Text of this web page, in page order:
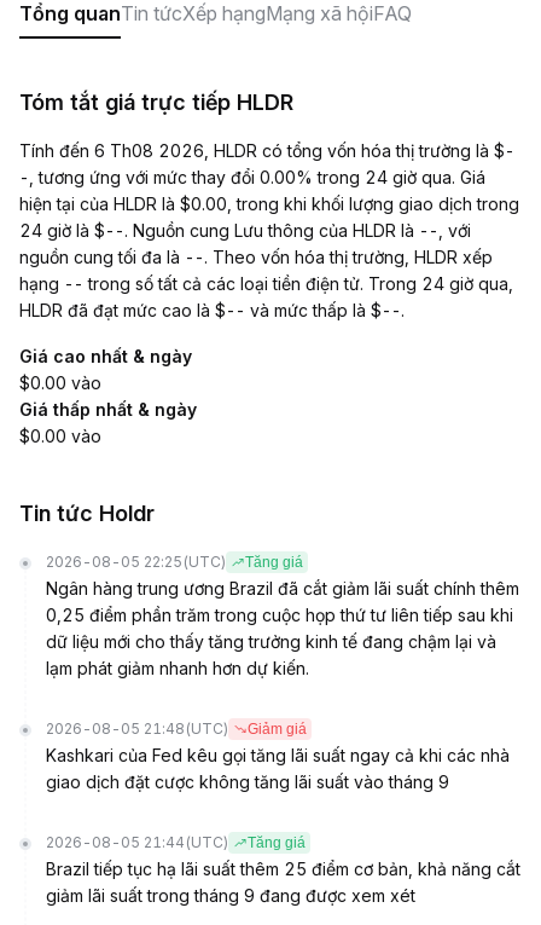
Tổng quanTin tứcXếp hạngMạng xã hộiFAQ
Tóm tắt giá trực tiếp HLDR
Tính đến 6 Th08 2026, HLDR có tổng vốn hóa thị trường là $-
-, tương ứng với mức thay đổi 0.00% trong 24 giờ qua. Giá
hiện tại của HLDR là $0.00, trong khi khối lượng giao dịch trong
24 giờ là $--. Nguồn cung Lưu thông của HLDR là --, với
nguồn cung tối đa là --. Theo vốn hóa thị trường, HLDR xếp
hạng -- trong số tất cả các loại tiền điện tử. Trong 24 giờ qua,
HLDR đã đạt mức cao là $-- và mức thấp là $--.
Giá cao nhất & ngày
$0.00 vào
Giá thấp nhất & ngày
$0.00 vào
Tin tức Holdr
2026-08-05 22:25 (UTC) Tăng giá
Ngân hàng trung ương Brazil đã cắt giảm lãi suất chính thêm
0,25 điểm phần trăm trong cuộc họp thứ tư liên tiếp sau khi
dữ liệu mới cho thấy tăng trưởng kinh tế đang chậm lại và
lạm phát giảm nhanh hơn dự kiến.
2026-08-05 21:48 (UTC) Giảm giá
Kashkari của Fed kêu gọi tăng lãi suất ngay cả khi các nhà
giao dịch đặt cược không tăng lãi suất vào tháng 9
2026-08-05 21:44 (UTC) Tăng giá
Brazil tiếp tục hạ lãi suất thêm 25 điểm cơ bản, khả năng cắt
giảm lãi suất trong tháng 9 đang được xem xét